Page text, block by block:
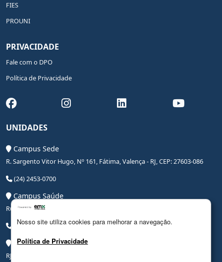
FIES
PROUNI
PRIVACIDADE
Fale com o DPO
Política de Privacidade
UNIDADES
Campus Sede
R. Sargento Vitor Hugo, Nº 161, Fátima, Valença - RJ, CEP: 27603-086
(24) 2453-0700
Campus Saúde
Rua Coronel Leite Pinto, Nº 20, Centro, Valença - RJ, CEP: 27600-000
(24) 3206-0090
Campus Hospital Veterinário Escola
RJ-145, Rodovia Benjamin Ielpo, Nº 20510, Valença - RJ, CEP: 27600-
Nosso site utiliza cookies para melhorar a navegação.
Política de Privacidade